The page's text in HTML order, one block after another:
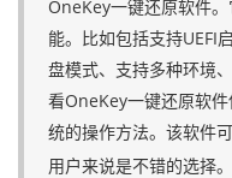
OneKey一键还原软件
能。比如包括支持UEFI
盘模式、支持多种环境
看OneKey一键还原软
统的操作方法。该软件
用户来说是不错的选择。